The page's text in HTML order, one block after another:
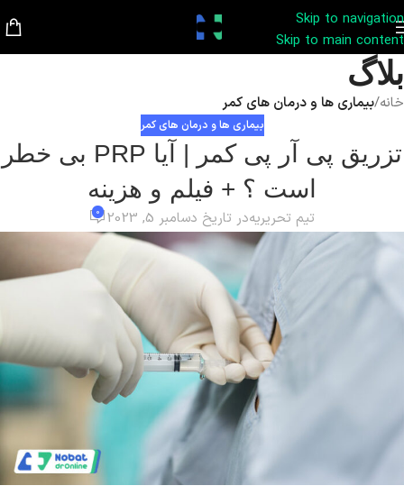
Skip to navigation
Skip to main content
بلاگ
خانه/بیماری ها و درمان های کمر
بیماری ها و درمان های کمر
تزریق پی آر پی کمر | آیا PRP بی خطر
است ؟ + فیلم و هزینه
تیم تحریریهدر تاریخ دسامبر 5, 2023 0